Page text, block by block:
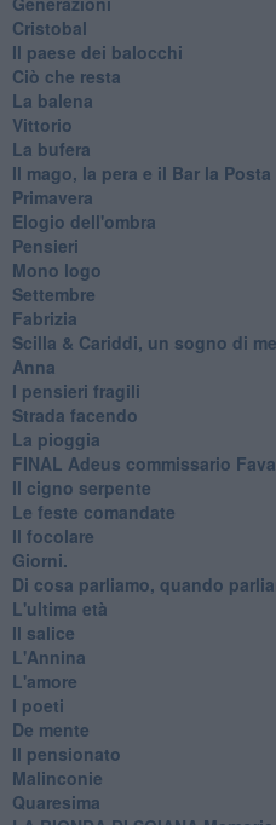
Cristobal
Il paese dei balocchi
Ciò che resta
La balena
Vittorio
La bufera
Il mago, la pera e il Bar la Posta
Primavera
Elogio dell'ombra
Pensieri
Mono logo
Settembre
Fabrizia
​Scilla & Cariddi, un sogno di
Anna
I pensieri fragili
Strada facendo
La pioggia
FINAL Adeus commissario
Il cigno serpente
Le feste comandate
Il focolare
Giorni.
Di cosa parliamo, quando
L'ultima età
Il salice
L'Annina
L'amore
I poeti
De mente
Il pensionato
Malinconie
Quaresima